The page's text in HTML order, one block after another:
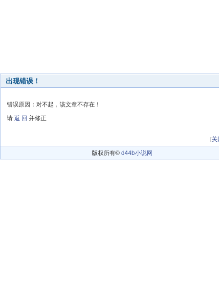
出现错误！
错误原因：对不起，该文章不存在！
请 返 回 并修正
[关
版权所有© d44b小说网